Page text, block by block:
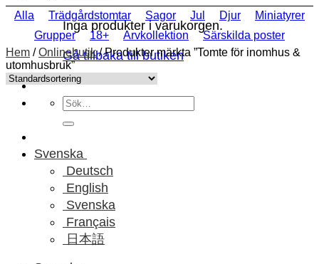
Inga produkter i varukorgen.
Gå tillbaka till butiken
Sök
efter:
Svenska
Deutsch
English
Svenska
Français
日本語
Alla Trädgårdstomtar Sagor Jul Djur
Miniatyrer
Grupper
18+ Arvkollektion
Särskilda poster
Hem / Onlinebutik /Produkter märkta ”Tomte för inomhus &
utomhusbruk”